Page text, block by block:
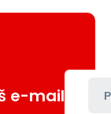
e-mail